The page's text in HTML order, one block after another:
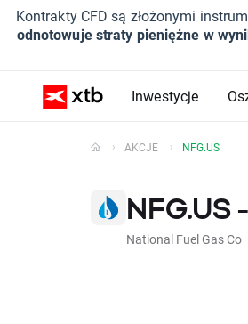
Kontrakty CFD są złożonymi
odnotowuje straty pieniężne w
Inwestycje
AKCJE NFG.US
NFG.US
National Fuel Gas Co